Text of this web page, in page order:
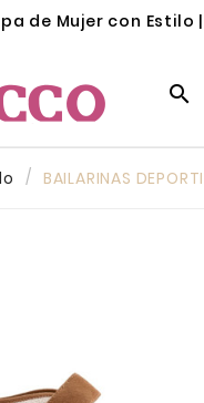
de Mujer con Estilo |

BAILARINAS